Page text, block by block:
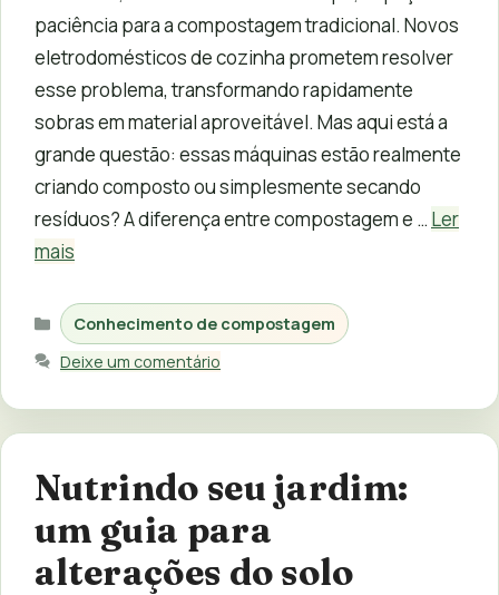
paciência para a compostagem tradicional. Novos
eletrodomésticos de cozinha prometem resolver
esse problema, transformando rapidamente
sobras em material aproveitável. Mas aqui está a
grande questão: essas máquinas estão realmente
criando composto ou simplesmente secando
resíduos? A diferença entre compostagem e … Ler
mais
Categorias
Conhecimento de compostagem
Deixe um comentário
Nutrindo seu jardim:
um guia para
alterações do solo